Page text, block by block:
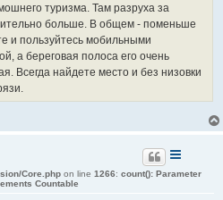
туризма. Там разруха за
больше. В общем - поменьше
и пользуйтесь мобильными
а береговая полоса его очень
Всегда найдете место и без низовки
Core.php on line 1266: count(): Parameter
Countable